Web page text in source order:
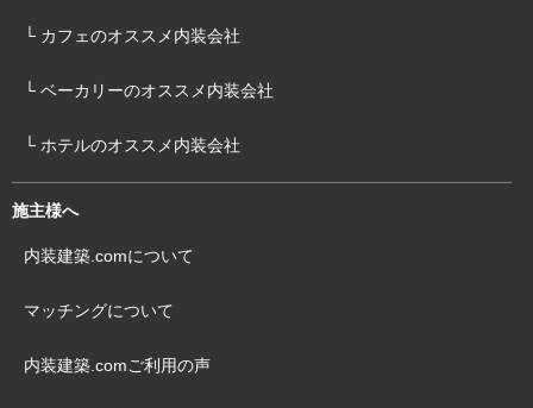
└ カフェのオススメ内装会社
└ ベーカリーのオススメ内装会社
└ ホテルのオススメ内装会社
施主様へ
内装建築.comについて
マッチングについて
内装建築.comご利用の声